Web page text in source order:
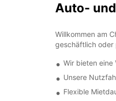
Auto- und
Willkommen am
geschäftlich oder
Wir bieten eine
Unsere
Flexible